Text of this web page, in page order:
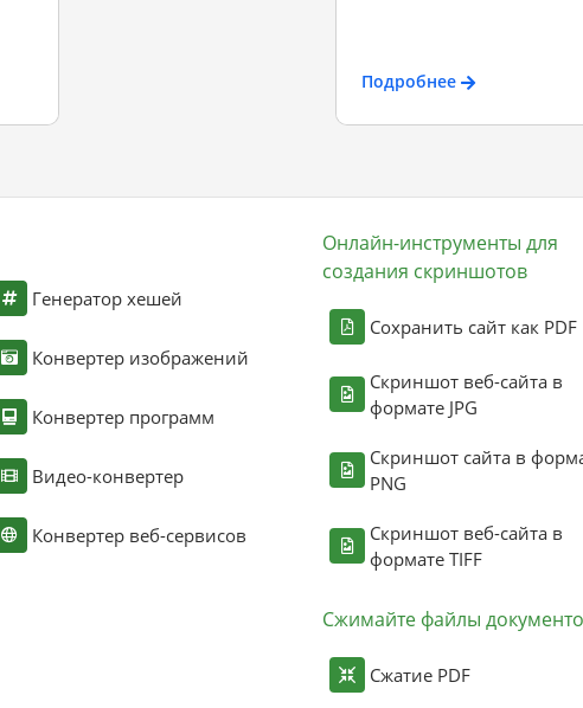
Подробнее
Генератор хешей
Конвертер изображений
Конвертер программ
Видео-конвертер
Конвертер веб-сервисов
Онлайн-инструменты для
создания скриншотов
Сохранить сайт как PDF
Скриншот веб-сайта в
формате JPG
Скриншот сайта в
PNG
Скриншот веб-сайта в
формате TIFF
Сжимайте файлы
Сжатие PDF